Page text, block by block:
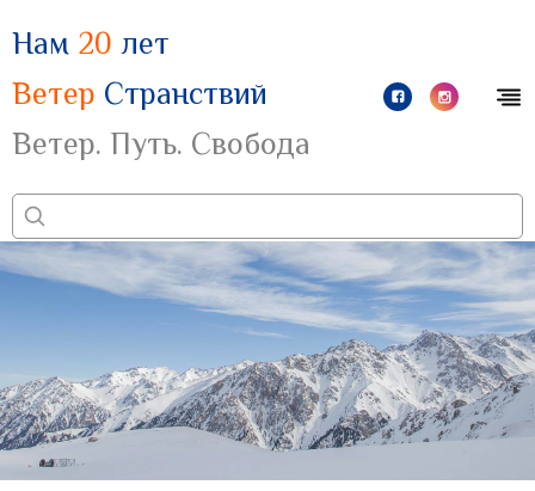
Нам 20 лет
Ветер Странствий
Ветер. Путь. Свобода